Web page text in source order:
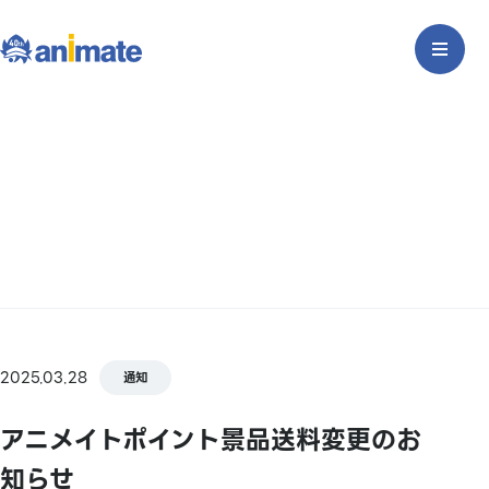
2025.03.28 通知
アニメイトポイント景品送料変更のお
知らせ